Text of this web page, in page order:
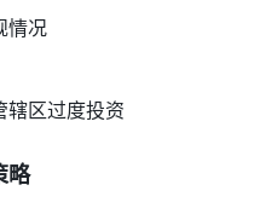
情况
辖区过度投资
略